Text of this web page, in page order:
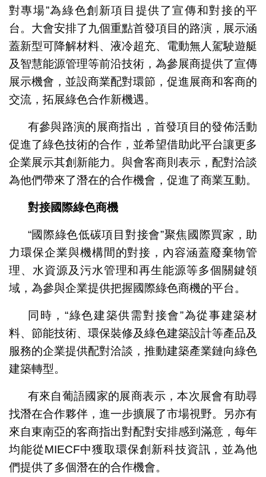
對專場”為綠色創新項目提供了宣傳和對接的平
台。大會安排了九個重點首發項目的路演，展示涵
蓋新型可降解材料、液冷超充、電動無人駕駛遊艇
及智慧能源管理等前沿技術，為參展商提供了宣傳
展示機會，並設商業配對環節，促進展商和客商的
交流，拓展綠色合作新機遇。
有參與路演的展商指出，首發項目的發佈活動
促進了綠色技術的合作，並希望借助此平台讓更多
企業展示其創新能力。與會客商則表示，配對洽談
為他們帶來了潛在的合作機會，促進了商業互動。
對接國際綠色商機
“國際綠色低碳項目對接會”聚焦國際買家，助
力環保企業與機構間的對接，內容涵蓋廢棄物管
理、水資源及污水管理和再生能源等多個關鍵領
域，為參與企業提供把握國際綠色商機的平台。
同時，“綠色建築供需對接會”為從事建築材
料、節能技術、環保裝修及綠色建築設計等產品及
服務的企業提供配對洽談，推動建築產業鏈向綠色
建築轉型。
有來自葡語國家的展商表示，本次展會有助尋
找潛在合作夥伴，進一步擴展了市場視野。另亦有
來自東南亞的客商指出對配對安排感到滿意，每年
均能從MIECF中獲取環保創新科技資訊，並為他
們提供了多個潛在的合作機會。